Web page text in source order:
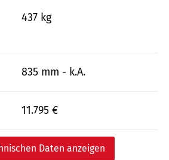
437 kg
835 mm - k.A.
11.795 €
Daten anzeigen